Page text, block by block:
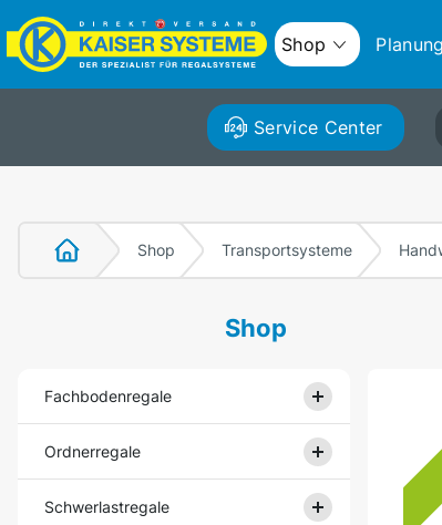
Shop Planung
Service Center
Shop Transportsysteme
Shop
Fachbodenregale
Ordnerregale
Schwerlastregale